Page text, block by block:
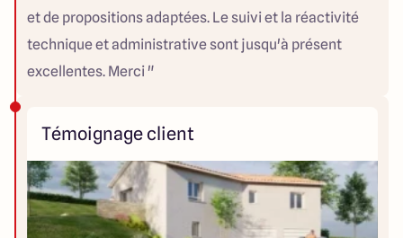
et de propositions adaptées. Le suivi et la réactivité
technique et administrative sont jusqu'à présent
excellentes. Merci "
Témoignage client